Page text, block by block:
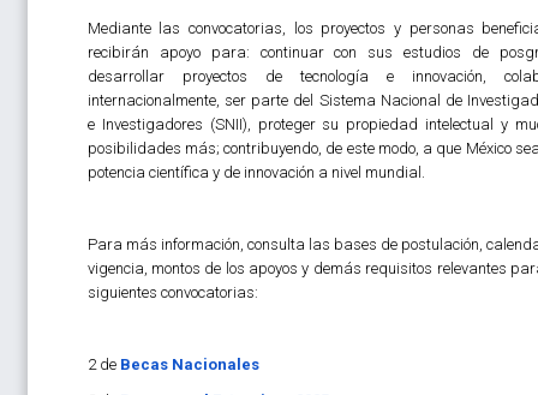
Mediante las convocatorias, los proyectos y personas
recibirán apoyo para: continuar con sus estudios de
desarrollar proyectos de tecnología e innovación,
internacionalmente, ser parte del Sistema Nacional de
e Investigadores (SNII), proteger su propiedad intelectual y
posibilidades más; contribuyendo, de este modo, a que México
potencia científica y de innovación a nivel mundial.
Para más información, consulta las bases de postulación,
vigencia, montos de los apoyos y demás requisitos relevantes
siguientes convocatorias:
2 de Becas Nacionales